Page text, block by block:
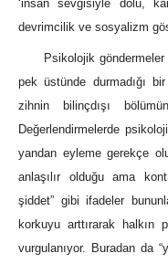
‘insan sevgisiyle dolu,
devrimcilik ve sosyalizm
Psikolojik
pek üstünde durmadığı
zihnin bilinçdışı
Değerlendirmelerde
yandan eyleme gerekçe
anlaşılır olduğu ama
şiddet” gibi ifadeler
korkuyu arttırarak halkın
vurgulanıyor. Buradan da